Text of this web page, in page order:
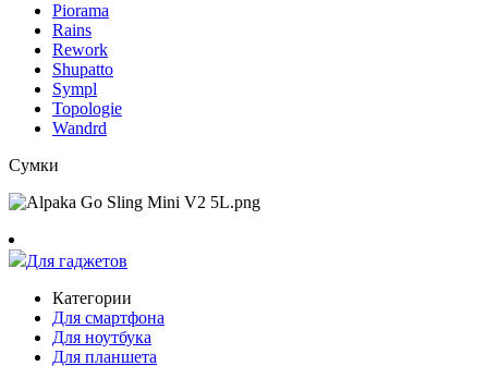
Piorama
Rains
Rework
Shupatto
Sympl
Topologie
Wandrd
Сумки
Для гаджетов
Категории
Для смартфона
Для ноутбука
Для планшета